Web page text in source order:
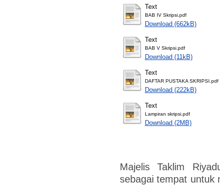
Text
BAB IV Skripsi.pdf
Download (662kB)
Text
BAB V Skripsi.pdf
Download (11kB)
Text
DAFTAR PUSTAKA SKRIPSI.pdf
Download (222kB)
Text
Lampiran skripsi.pdf
Download (2MB)
Majelis Taklim
sebagai tempat untuk